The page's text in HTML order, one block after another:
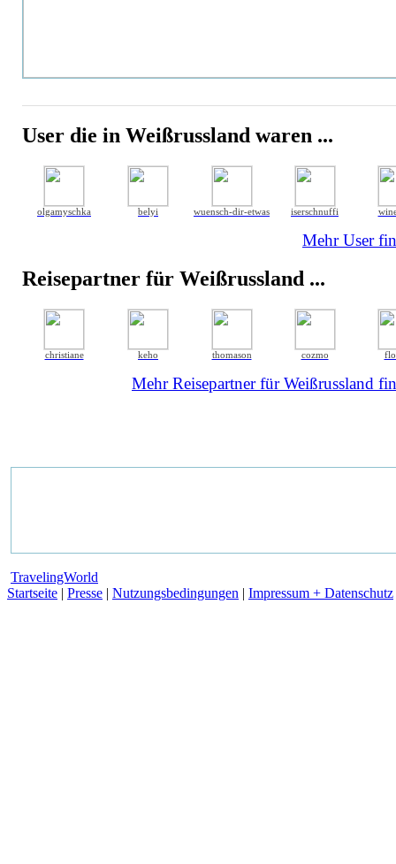
User die in Weißrussland waren ...
olgamyschka belyi wuensch-dir-etwas iserschnuffi
Mehr User
Reisepartner für Weißrussland ...
christiane keho thomason cozmo
Mehr Reisepartner für Weißrussland
TravelingWorld
Startseite | Presse | Nutzungsbedingungen | Impressum + Datenschutz